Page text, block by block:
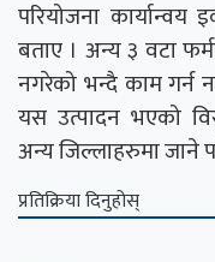
परियोजना
बताए । अन्य ३ वटा
नगरेको भन्दै काम गर्न
यस उत्पादन भएको
अन्य जिल्लाहरुमा जाने
प्रतिक्रिया दिनुहोस्